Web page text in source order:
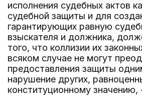
исполнения судебных актов
судебной защиты и для
гарантирующих равную
взыскателя и должника,
того, что коллизии их
всяком случае не могут
предоставления защиты
нарушение других,
конституционному значению,